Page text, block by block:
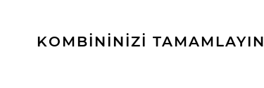
KOMBİNİNİZİ TAMAMLAYIN